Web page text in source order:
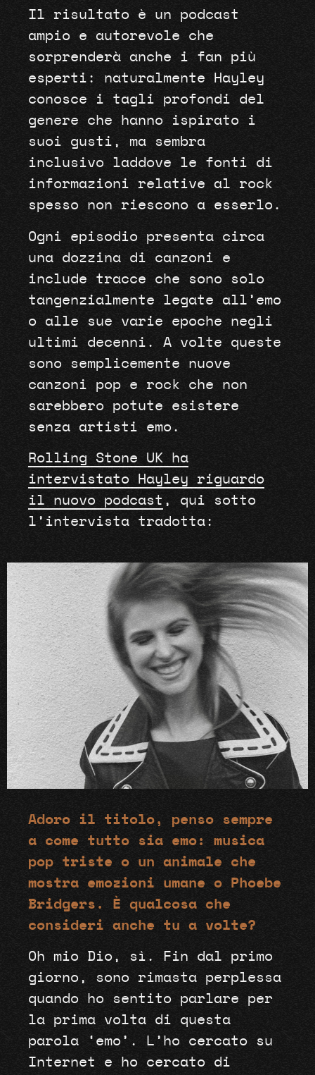
Il risultato è un podcast
ampio e autorevole che
sorprenderà anche i fan più
esperti: naturalmente Hayley
conosce i tagli profondi del
genere che hanno ispirato i
suoi gusti, ma sembra
inclusivo laddove le fonti di
informazioni relative al rock
spesso non riescono a esserlo.
Ogni episodio presenta circa
una dozzina di canzoni e
include tracce che sono solo
tangenzialmente legate all’emo
o alle sue varie epoche negli
ultimi decenni. A volte queste
sono semplicemente nuove
canzoni pop e rock che non
sarebbero potute esistere
senza artisti emo.
Rolling Stone UK ha
intervistato Hayley riguardo
il nuovo podcast , qui sotto
l’intervista tradotta:
Adoro il titolo, penso sempre
a come tutto sia emo: musica
pop triste o un animale che
mostra emozioni umane o Phoebe
Bridgers. È qualcosa che
consideri anche tu a volte?
Oh mio Dio, sì. Fin dal primo
giorno, sono rimasta perplessa
quando ho sentito parlare per
la prima volta di questa
parola ‘emo’. L’ho cercato su
Internet e ho cercato di